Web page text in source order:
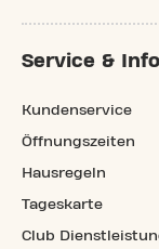
Service & Info
Kundenservice
Öffnungszeiten
Hausregeln
Tageskarte
Club